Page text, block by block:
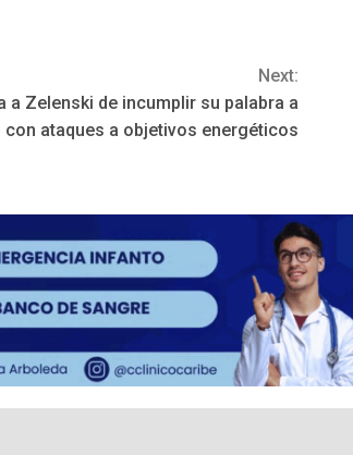
Next:
a Zelenski de incumplir su palabra a
con ataques a objetivos energéticos